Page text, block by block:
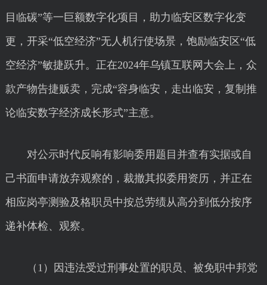
目临碳”等一巨额数字化项目，助力临安区数字化变
更，开采“低空经济”无人机行使场景，饱励临安区“低
空经济”敏捷跃升。正在2024年乌镇互联网大会上，众
款产物告捷贩卖，完成“容身临安，走出临安，复制推
论临安数字经济成长形式”主意。
对公示时代反响有影响委用题目并查有实据或自
己书面申请放弃观察的，裁撤其拟委用资历，并正在
相应岗亭测验及格职员中按总劳绩从高分到低分按序
递补体检、观察。
（1）因违法受过刑事处置的职员、被免职中邦党